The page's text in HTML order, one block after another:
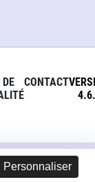
Personnaliser
DE
CONTACT